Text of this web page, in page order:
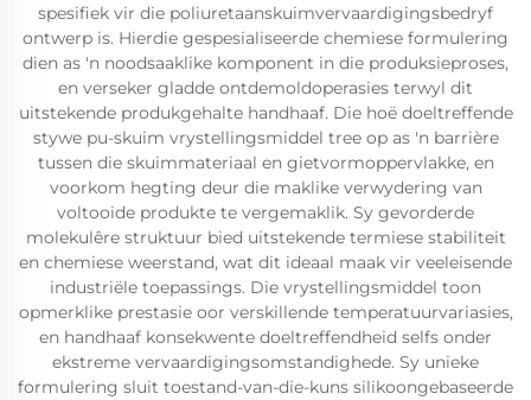
spesifiek vir die poliuretaanskuimvervaardigingsbedryf
ontwerp is. Hierdie gespesialiseerde chemiese formulering
dien as 'n noodsaaklike komponent in die produksieproses,
en verseker gladde ontdemoldoperasies terwyl dit
uitstekende produkgehalte handhaaf. Die hoë doeltreffende
stywe pu-skuim vrystellingsmiddel tree op as 'n barrière
tussen die skuimmateriaal en gietvormoppervlakke, en
voorkom hegting deur die maklike verwydering van
voltooide produkte te vergemaklik. Sy gevorderde
molekulêre struktuur bied uitstekende termiese stabiliteit
en chemiese weerstand, wat dit ideaal maak vir veeleisende
industriële toepassings. Die vrystellingsmiddel toon
opmerklike prestasie oor verskillende temperatuurvariasies,
en handhaaf konsekwente doeltreffendheid selfs onder
ekstreme vervaardigingsomstandighede. Sy unieke
formulering sluit toestand-van-die-kuns silikoongebaseerde